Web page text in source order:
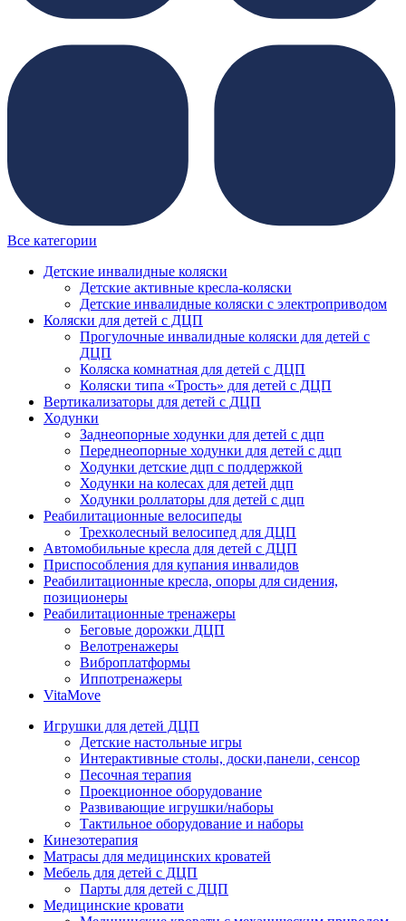
Все категории
Детские инвалидные коляски
Детские активные кресла-коляски
Детские инвалидные коляски с электроприводом
Коляски для детей с ДЦП
Прогулочные инвалидные коляски для детей с
ДЦП
Коляска комнатная для детей с ДЦП
Коляски типа «Трость» для детей с ДЦП
Вертикализаторы для детей с ДЦП
Ходунки
Заднеопорные ходунки для детей с дцп
Переднеопорные ходунки для детей с дцп
Ходунки детские дцп с поддержкой
Ходунки на колесах для детей дцп
Ходунки роллаторы для детей с дцп
Реабилитационные велосипеды
Трехколесный велосипед для ДЦП
Автомобильные кресла для детей с ДЦП
Приспособления для купания инвалидов
Реабилитационные кресла, опоры для сидения,
позиционеры
Реабилитационные тренажеры
Беговые дорожки ДЦП
Велотренажеры
Виброплатформы
Иппотренажеры
VitaMove
Игрушки для детей ДЦП
Детские настольные игры
Интерактивные столы, доски,панели, сенсор
Песочная терапия
Проекционное оборудование
Развивающие игрушки/наборы
Тактильное оборудование и наборы
Кинезотерапия
Матрасы для медицинских кроватей
Мебель для детей с ДЦП
Парты для детей с ДЦП
Медицинские кровати